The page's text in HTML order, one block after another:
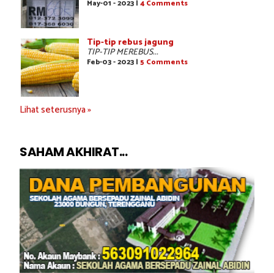
May-01 - 2023 | 4 Comments
Tip-tip rebus jagung
TIP-TIP MEREBUS...
Feb-03 - 2023 | 5 Comments
Lihat seterusnya »
SAHAM AKHIRAT...